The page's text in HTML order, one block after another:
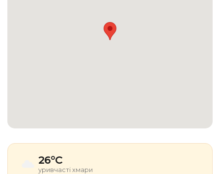
26°C
уривчасті хмари